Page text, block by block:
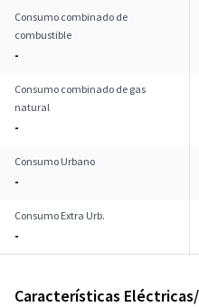
Consumo combinado de
combustible
-
Consumo combinado de gas
natural
-
Consumo Urbano
-
Consumo Extra Urb.
-
Características